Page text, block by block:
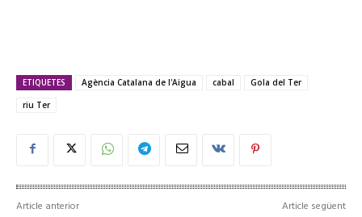
ETIQUETES Agència Catalana de l'Aigua cabal
Gola del Ter
riu Ter
Article anterior Article següent